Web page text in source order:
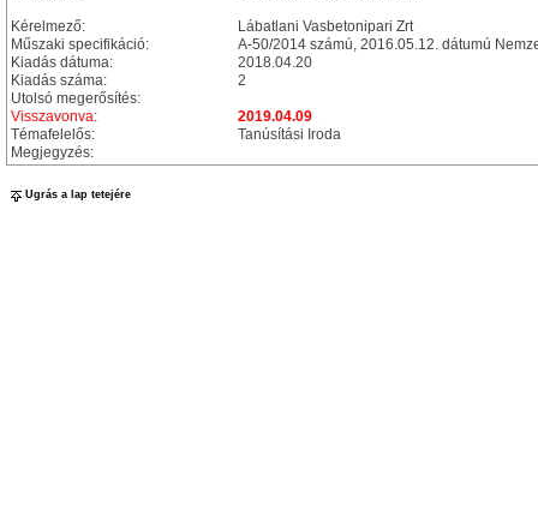
Kérelmező:
Lábatlani Vasbetonipari Zrt
Műszaki specifikáció:
A-50/2014 számú, 2016.05.12. dátumú
Kiadás dátuma:
2018.04.20
Kiadás száma:
2
Utolsó megerősítés:
Visszavonva:
2019.04.09
Témafelelős:
Tanúsítási Iroda
Megjegyzés:
Ugrás a lap tetejére